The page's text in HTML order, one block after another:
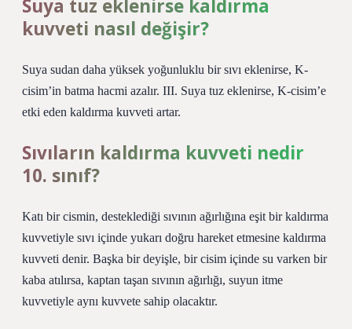
Suya tuz eklenirse kaldırma
kuvveti nasıl değişir?
Suya sudan daha yüksek yoğunluklu bir sıvı eklenirse, K-
cisim’in batma hacmi azalır. III. Suya tuz eklenirse, K-cisim’e
etki eden kaldırma kuvveti artar.
Sıvıların kaldırma kuvveti nedir
10. sınıf?
Katı bir cismin, desteklediği sıvının ağırlığına eşit bir kaldırma
kuvvetiyle sıvı içinde yukarı doğru hareket etmesine kaldırma
kuvveti denir. Başka bir deyişle, bir cisim içinde su varken bir
kaba atılırsa, kaptan taşan sıvının ağırlığı, suyun itme
kuvvetiyle aynı kuvvete sahip olacaktır.